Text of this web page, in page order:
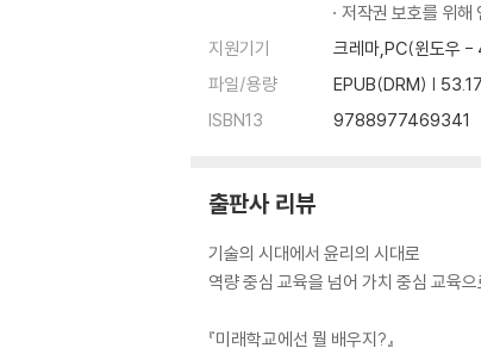
- knowledge sharing … 220
사색의 시간
- career value … 232
나·타자·대화·놀기·의사소통
- holistic citizenship … 256
- environmental ethics … 270
박애의 실천 … 282
저작권 보호를 위해
지원기기
크레마,PC(윈도우 -
파일/용량
EPUB(DRM) |
ISBN13
9788977469341
출판사 리뷰
기술의 시대에서 윤리의 시대로
역량 중심 교육을 넘어 가치 중심 교육으
『미래학교에선 뭘 배우지?』